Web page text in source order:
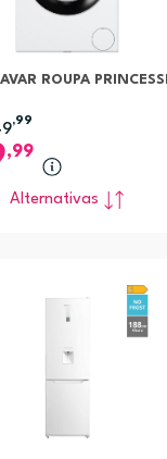
ROUPA
,99
,99
Alternativas